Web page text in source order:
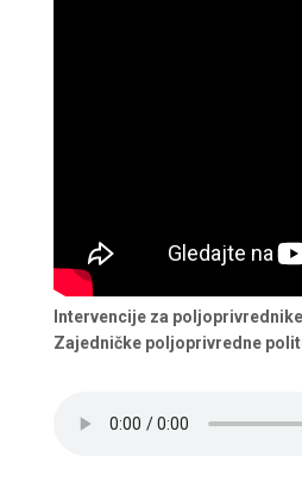
Intervencije za
Zajedničke poljoprivredne